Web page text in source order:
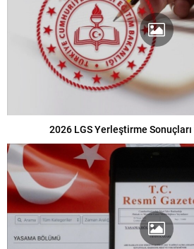
2026 LGS Yerleştirme